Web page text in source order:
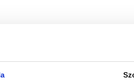
zanim ich ciało, relacje i biznes
chaos w głowie, uspokoić
przepływu.